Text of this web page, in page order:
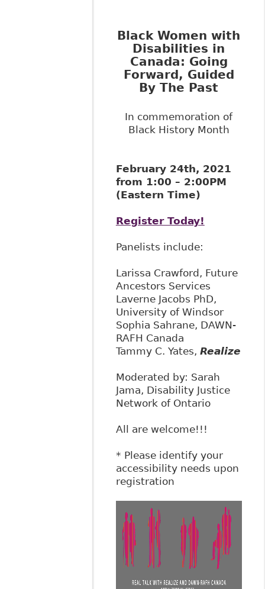
Black Women with
Disabilities in
Canada: Going
Forward, Guided
By The Past
In commemoration of
Black History Month
February 24th, 2021
from 1:00 – 2:00PM
(Eastern Time)
Register Today!
Panelists include:
Larissa Crawford, Future
Ancestors Services
Laverne Jacobs PhD,
University of Windsor
Sophia Sahrane, DAWN-
RAFH Canada
Tammy C. Yates, Realize
Moderated by: Sarah
Jama, Disability Justice
Network of Ontario
All are welcome!!!
* Please identify your
accessibility needs upon
registration